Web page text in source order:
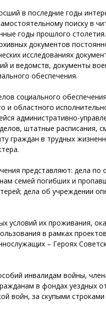
в последние годы
поиску в
годы прошлого
документов
исследованиях
и ведомств, документы
обеспечения.
социального
и областного
административно-
штатные расписания,
граждан в трудных
представляют: дела
семей погибших и
дела об учреждении
условий их проживания,
в рамках
– Героях
инвалидам войны,
в фондах уездных
войн, за скупыми